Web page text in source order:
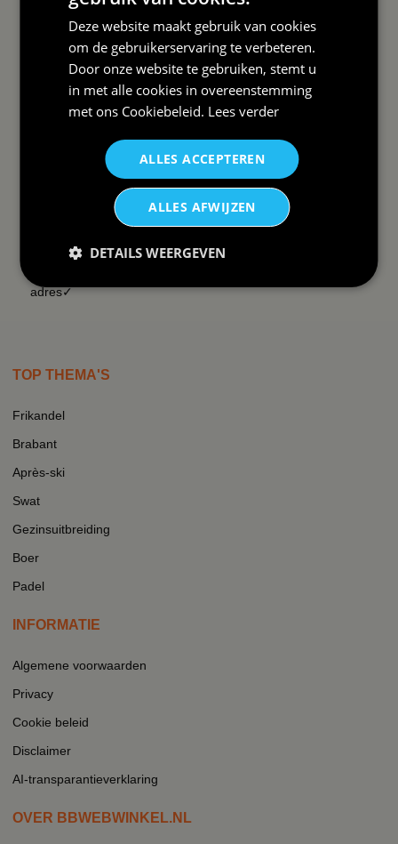
DAAROM
BBWEBWINKEL:
Snelle levering✓
Lage verzendkosten✓
vanaf € 99 gratis✓
14 dagen retour recht✓
Snelle helpdesk✓
Whatsapp contact✓
Groepskorting 25%✓
Zeer veel tevreden klanten✓
adres✓
TOP THEMA'S
Frikandel
Brabant
Après-ski
Swat
Gezinsuitbreiding
Boer
Padel
INFORMATIE
Algemene voorwaarden
Privacy
Cookie beleid
Disclaimer
AI-transparantieverklaring
OVER BBWEBWINKEL.NL
Deze website maakt gebruik van cookies
om de gebruikerservaring te verbeteren.
Door onze website te gebruiken, stemt u
in met alle cookies in overeenstemming
met ons Cookiebeleid. Lees verder
ALLES ACCEPTEREN
ALLES AFWIJZEN
DETAILS WEERGEVEN